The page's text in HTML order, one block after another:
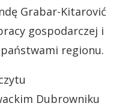
Grabar-Kitarović
gospodarczej i
regionu.
Dubrowniku